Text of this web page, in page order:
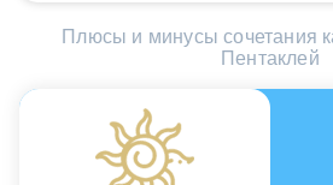
Плюсы и минусы сочетания
Пентаклей